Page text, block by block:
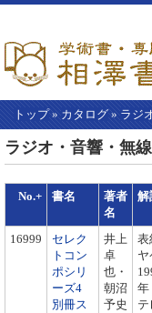
トップ» カタログ » ラジ
ア
【こ
こ
ら
ラジオ・音響・無
No.+ 書名
著者
名
解
16999
セレク
トコン
ポシリ
ーズ4
別冊ス
井上
卓
也・
朝沼
予史
表
ヤ
年
テ